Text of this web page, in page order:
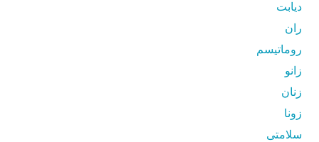
دیابت
ران
روماتیسم
زانو
زنان
زونا
سلامتی